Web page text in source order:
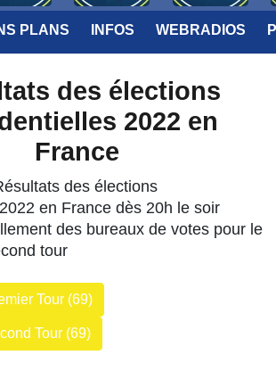
PLANS INFOS WEBRADIOS
des élections
2022 en
France
des élections
en France dès 20h le soir
des bureaux de votes pour le
tour
Tour (69)
Tour (69)